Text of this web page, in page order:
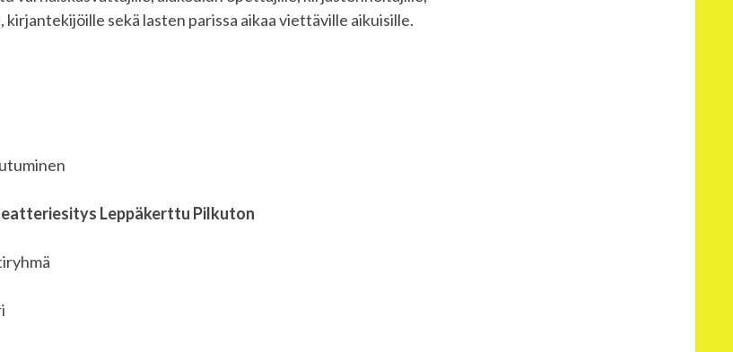
kirjantekijöille sekä lasten parissa aikaa viettäville aikuisille.
Leppäkerttu Pilkuton